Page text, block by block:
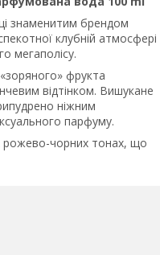
знаменитим брендом
клубній атмосфері
мегаполісу.
фрукта
відтінком. Вишукане
ніжним
парфуму.
рожево-чорних тонах, що